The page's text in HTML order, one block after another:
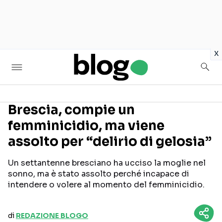
x
Seguici sui social
Brescia, compie un
femminicidio, ma viene
assolto per “delirio di gelosia”
Un settantenne bresciano ha ucciso la moglie nel
sonno, ma è stato assolto perché incapace di
intendere o volere al momento del femminicidio.
di REDAZIONE BLOGO